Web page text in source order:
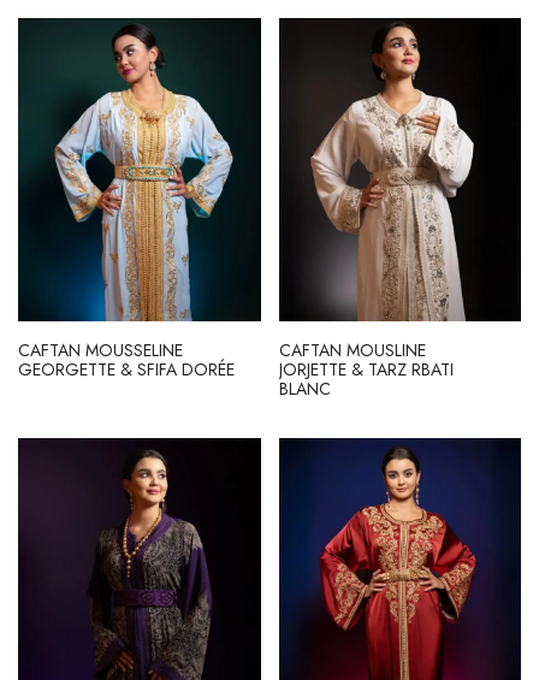
CAFTAN MOUSSELINE
GEORGETTE & SFIFA DORÉE
CAFTAN MOUSLINE
JORJETTE & TARZ RBATI
BLANC